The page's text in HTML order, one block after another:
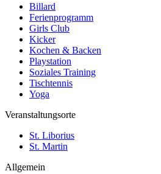
Billard
Ferienprogramm
Girls Club
Kicker
Kochen & Backen
Playstation
Soziales Training
Tischtennis
Yoga
Veranstaltungsorte
St. Liborius
St. Martin
Allgemein